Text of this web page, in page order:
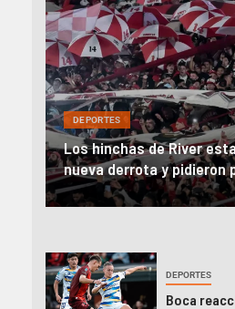
DEPORTES
River, en caída libre:
el Monumental explotó
DEPORTES
Boca